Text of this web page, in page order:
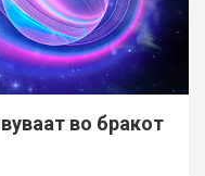
во бракот